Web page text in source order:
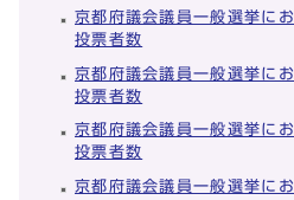
京都府議会議員一般選挙に
投票者数
京都府議会議員一般選挙に
投票者数
京都府議会議員一般選挙に
投票者数
京都府議会議員一般選挙に